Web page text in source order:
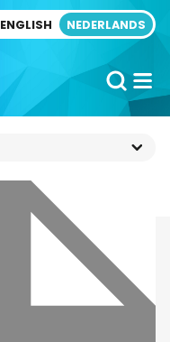
ENGLISH NEDERLANDS